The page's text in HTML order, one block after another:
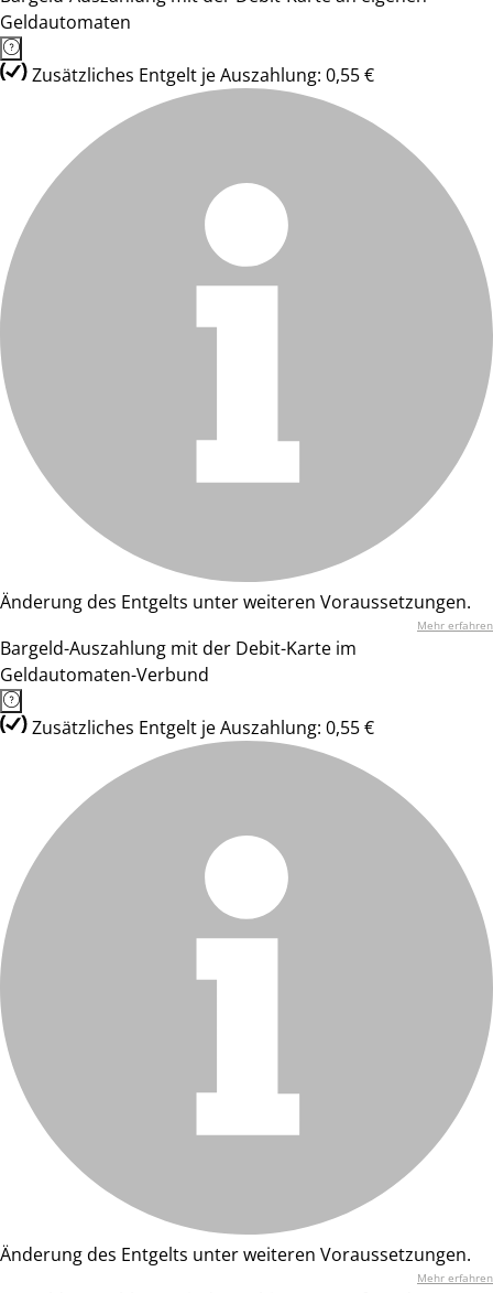
Geldautomaten
Zusätzliches Entgelt je Auszahlung: 0,55 €
Änderung des Entgelts unter weiteren Voraussetzungen.
Mehr erfahren
Bargeld-Auszahlung mit der Debit-Karte im
Geldautomaten-Verbund
Zusätzliches Entgelt je Auszahlung: 0,55 €
Änderung des Entgelts unter weiteren Voraussetzungen.
Mehr erfahren